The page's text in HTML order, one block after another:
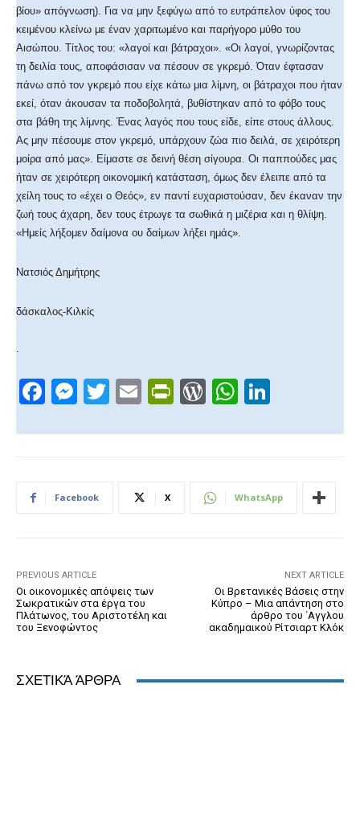
βίου» απόγνωση). Για να μην ξεφύγω από το ευτράπελον ύφος του
κειμένου κλείνω με έναν χαριτωμένο και παρήγορο μύθο του
Αισώπου. Τίτλος του: «λαγοί και βάτραχοι». «Οι λαγοί, γνωρίζοντας
τη δειλία τους, αποφάσισαν να πέσουν σε γκρεμό. Όταν έφτασαν
πάνω από τον γκρεμό που είχε κάτω μια λίμνη, οι βάτραχοι που ήταν
εκεί, όταν άκουσαν τα ποδοβολητά, βυθίστηκαν από το φόβο τους
στα βάθη της λίμνης. Ένας λαγός που τους είδε, είπε στους άλλους.
Ας μην πέσουμε στον γκρεμό, υπάρχουν ζώα πιο δειλά, σε χειρότερη
μοίρα από μας». Είμαστε σε δεινή θέση σίγουρα. Οι παππούδες μας
ήταν σε χειρότερη οικονομική κατάσταση, όμως δεν έλειπε από τα
χείλη τους το «έχει ο Θεός», εν παντί ευχαριστούσαν, δεν έκαναν την
ζωή τους άχαρη, δεν τους έτρωγε τα σωθικά η μιζέρια και η θλίψη.
«Ημείς λήξομεν δαίμονα ου δαίμων λήξει ημάς».
Νατσιός Δημήτρης
δάσκαλος-Κιλκίς
.
F
c
b
k
M
ss
n
T
tt
E
ail
Pr
tF
W
d
e
W
at
A
k
dI
Facebook X WhatsApp
PREVIOUS ARTICLE
Οι οικονομικές απόψεις των
Σωκρατικών στα έργα του
Πλάτωνος, του Αριστοτέλη και
του Ξενοφώντος
NEXT ARTICLE
Οι Βρετανικές Βάσεις στην
Κύπρο – Μια απάντηση στο
άρθρο του ΄Αγγλου
ακαδημαικού Ρίτσιαρτ Κλόκ
ΣΧΕΤΙΚΆ ΆΡΘΡΑ